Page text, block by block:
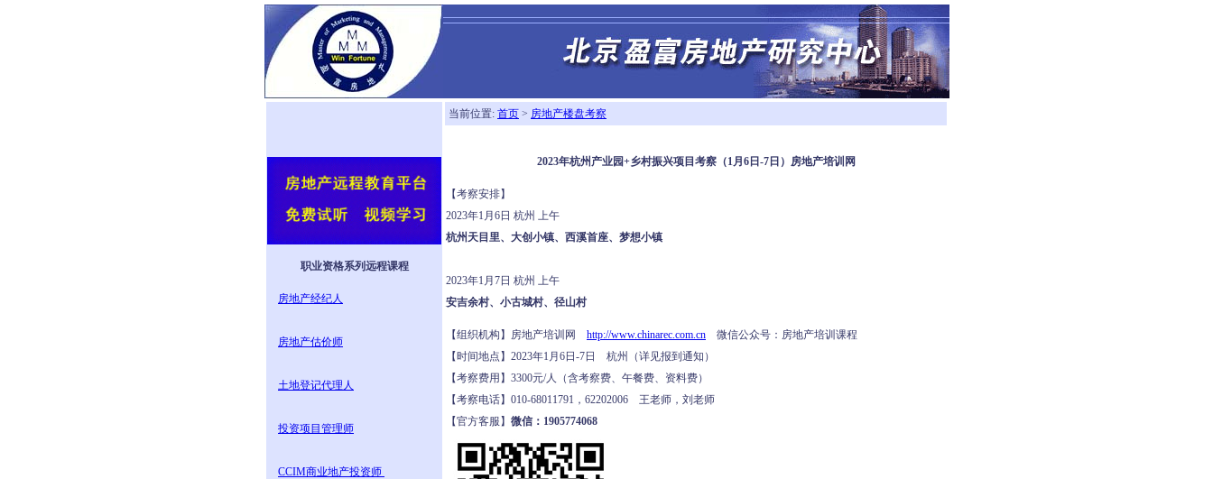
职业资格系列远程课程
房地产经纪人
房地产估价师
土地登记代理人
投资项目管理师
CCIM商业地产投资师
当前位置: 首页 > 房地产楼盘考察
2023年杭州产业园+乡村振兴项目考察（1月6日-7日）房地产培训网
【考察安排】
2023年1月6日 杭州 上午
杭州天目里、大创小镇、西溪首座、梦想小镇
2023年1月7日 杭州 上午
安吉余村、小古城村、径山村
【组织机构】房地产培训网 http://www.chinarec.com.cn 微信公众号：房地产培训课程
【时间地点】2023年1月6日-7日 杭州（详见报到通知）
【考察费用】3300元/人（含考察费、午餐费、资料费）
【考察电话】010-68011791，62202006 王老师，刘老师
【官方客服】 微信：1905774068